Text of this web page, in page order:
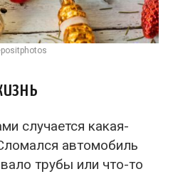
случается какая-
автомобиль
трубы или что-то